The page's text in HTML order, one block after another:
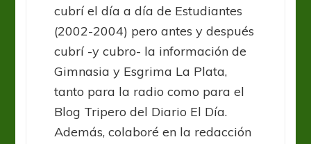
cubrí el día a día de Estudiantes
(2002-2004) pero antes y después
cubrí -y cubro- la información de
Gimnasia y Esgrima La Plata,
tanto para la radio como para el
Blog Tripero del Diario El Día.
Además, colaboré en la redacción